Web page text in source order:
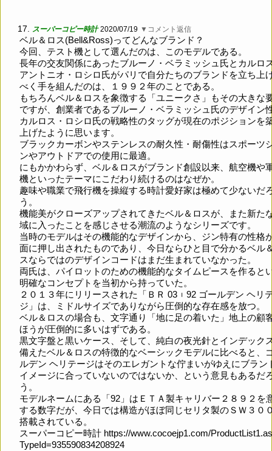
17. スーパーコピー時計 2020/07/19 ▼コメント返信
ベル＆ロス(Bell&Ross)ってどんなブランド？
今回、テスト機として選んだのは、このモデルである。
長年の交友関係にあったブルーノ・ベラミッシュ氏とカルロ
アントニオ・ロシロ氏がパリで自分たちのブランドを立ち上
べく手を組んだのは、１９９２年のことである。
もちろんベル＆ロスを象徴する「ユニークさ」もその大きな
ですが、創業者であるブルーノ・ベラミッシュ氏のデザイン
カルロス・ロシロ氏の戦略性のタッグが現在のポジションを
上げたように思います。
ブラックカーボンやステンレスの耐久性・耐傷性はスポーツ
ンやアウトドアでの使用に最適。
にもかかわらず、ベル＆ロスがブランド創設以来、航空機や
機といったテーマにこだわり続けるのはなぜか。
趣味や職業で飛行機を操縦する時計愛好家は極めて少ないだ
う。
機能美がクローズアップされてきたベル＆ロスが、また新た
域に入ったことを感じさせる潮流のようなシリーズです。
当時のモデルはその機能的なデザインから、ジン特有の性格
面に押し出されたものであり、今日ならひと目で分かるベル
スならではのデザインコードはまだ生まれていなかった。
両氏は、パイロットのための機能的なタイムピースを作ると
明確なコンセプトを当初から持っていた。
２０１３年にリリースされた「ＢＲ 03︲92 ゴールデン ヘリ
ジ」は、ミドルサイズでありながら圧倒的な存在感を放つ。
ベル＆ロスの場合も、文字通り「地に足の着いた」地上の顧
ほうが圧倒的に多いはずである。
黒文字盤と黒いケース、そして、純白の夜光針とインデック
備えたベル＆ロスの特徴的なベーシックモデルに比べると、
ルデン ヘリテージはそのエレガントな佇まいがゆえにブラン
イメージに合っていないのではないか、という意見もあるだ
う。
モデルネームにある「92」はＥＴＡ製キャリバー２８９２を
する数字だが、今日では構造がほぼ同じセリタ製のＳＷ３０
搭載されている。
スーパーコピー時計 https://www.cocoejp1.com/
TypeId=935590834208924